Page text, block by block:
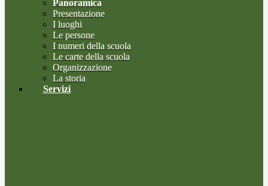
Panoramica
Presentazione
I luoghi
Le persone
I numeri della scuola
Le carte della scuola
Organizzazione
La storia
Servizi